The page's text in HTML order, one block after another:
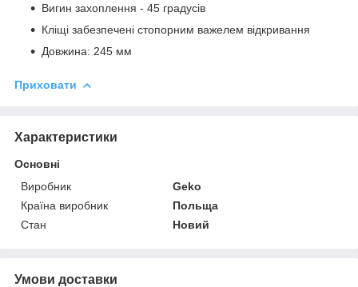
Вигин захоплення - 45 градусів
Кліщі забезпечені стопорним важелем відкривання
Довжина: 245 мм
Приховати
Характеристики
Основні
Виробник
Geko
Країна виробник
Польща
Стан
Новий
Умови доставки